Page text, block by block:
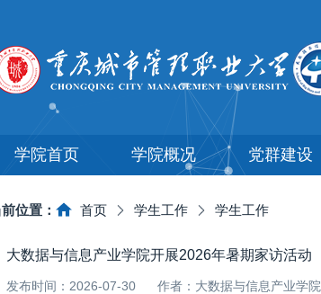
学院首页 学院概况 党群建设
位置： 首页 学生工作 学生工作
大数据与信息产业学院开展2026年暑期家访活动
发布时间：2026-07-30 作者：大数据与信息产业学院